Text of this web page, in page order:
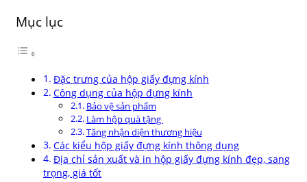
Mục lục
Đặc trưng của hộp giấy đựng kính
Công dụng của hộp đựng kính
Bảo vệ sản phẩm
Làm hộp quà tặng
Tăng nhận diện thương hiệu
Các kiểu hộp giấy đựng kính thông dụng
Địa chỉ sản xuất và in hộp giấy đựng kính đẹp, sang
trọng, giá tốt